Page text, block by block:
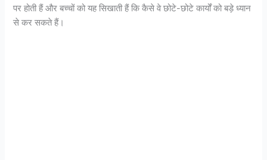
पर होती हैं और बच्चों को यह सिखाती हैं कि कैसे वे छोटे-छोटे कार्यों को बड़े ध्यान
से कर सकते हैं।